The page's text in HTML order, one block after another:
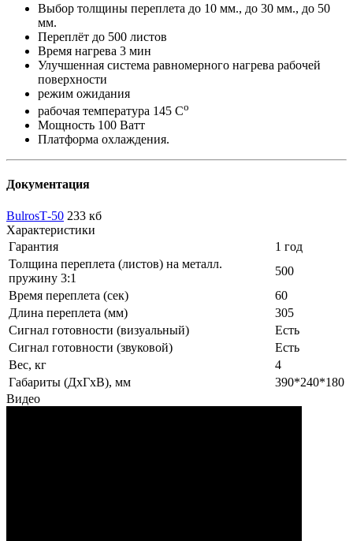
Выбор толщины переплета до 10 мм., до 30 мм., до 50
мм.
Переплёт до 500 листов
Время нагрева 3 мин
Улучшенная система равномерного нагрева рабочей
поверхности
режим ожидания
рабочая температура 145 Со
Мощность 100 Ватт
Платформа охлаждения.
Документация
BulrosТ-50 233 кб
Характеристики
Гарантия
1 год
Толщина переплета (листов) на металл.
пружину 3:1
500
Время переплета (сек)
60
Длина переплета (мм)
305
Сигнал готовности (визуальный)
Есть
Сигнал готовности (звуковой)
Есть
Вес, кг
4
Габариты (ДхГхВ), мм
390*240*180
Видео